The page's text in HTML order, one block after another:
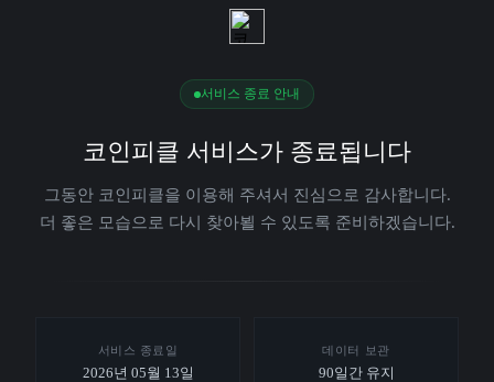
서비스 종료 안내
코인피클 서비스가 종료됩니다
그동안 코인피클을 이용해 주셔서 진심으로 감사합니다.
더 좋은 모습으로 다시 찾아뵐 수 있도록 준비하겠습니다.
서비스 종료일
2026년 05월 13일
데이터 보관
90일간 유지